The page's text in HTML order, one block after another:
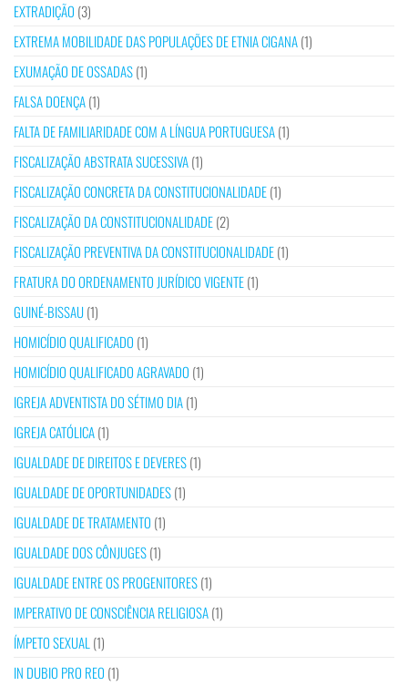
EXTRADIÇÃO (3)
EXTREMA MOBILIDADE DAS POPULAÇÕES DE ETNIA CIGANA(1)
EXUMAÇÃO DE OSSADAS(1)
FALSA DOENÇA(1)
FALTA DE FAMILIARIDADE COM A LÍNGUA PORTUGUESA(1)
FISCALIZAÇÃO ABSTRATA SUCESSIVA(1)
FISCALIZAÇÃO CONCRETA DA CONSTITUCIONALIDADE(1)
FISCALIZAÇÃO DA CONSTITUCIONALIDADE(2)
FISCALIZAÇÃO PREVENTIVA DA CONSTITUCIONALIDADE(1)
FRATURA DO ORDENAMENTO JURÍDICO VIGENTE(1)
GUINÉ-BISSAU(1)
HOMICÍDIO QUALIFICADO (1)
HOMICÍDIO QUALIFICADO AGRAVADO (1)
IGREJA ADVENTISTA DO SÉTIMO DIA(1)
IGREJA CATÓLICA(1)
IGUALDADE DE DIREITOS E DEVERES(1)
IGUALDADE DE OPORTUNIDADES(1)
IGUALDADE DE TRATAMENTO (1)
IGUALDADE DOS CÔNJUGES(1)
IGUALDADE ENTRE OS PROGENITORES(1)
IMPERATIVO DE CONSCIÊNCIA RELIGIOSA(1)
ÍMPETO SEXUAL (1)
IN DUBIO PRO REO (1)